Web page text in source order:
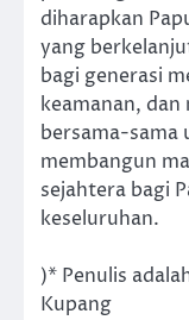
diharapkan
yang
bagi generasi
keamanan,
bersama-sama
membangun
sejahtera bagi
keseluruhan.
)* Penulis
Kupang